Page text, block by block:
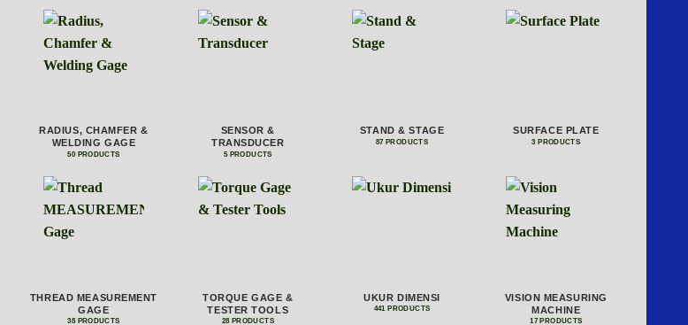
RADIUS, CHAMFER &
WELDING GAGE
50 PRODUCTS
SENSOR &
TRANSDUCER
5 PRODUCTS
STAND & STAGE
87 PRODUCTS
SURFACE PLATE
3 PRODUCTS
THREAD MEASUREMENT
GAGE
38 PRODUCTS
TORQUE GAGE &
TESTER TOOLS
28 PRODUCTS
UKUR DIMENSI
441 PRODUCTS
VISION MEASURING
MACHINE
17 PRODUCTS